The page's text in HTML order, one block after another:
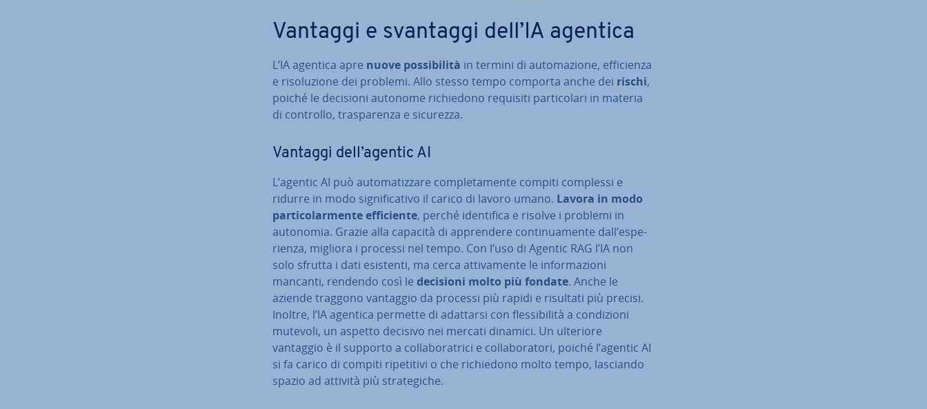
Vantaggi e svantaggi dell’IA agentica
L’IA agentica apre nuove pos­si­bi­li­tà in termini di au­to­ma­zio­ne, ef­fi­cien­za
e ri­so­lu­zio­ne dei problemi. Allo stesso tempo comporta anche dei rischi,
poiché le decisioni autonome ri­chie­do­no requisiti par­ti­co­la­ri in materia
di controllo, tra­spa­ren­za e sicurezza.
Vantaggi dell’agentic AI
L’agentic AI può au­to­ma­tiz­za­re com­ple­ta­men­te compiti complessi e
ridurre in modo si­gni­fi­ca­ti­vo il carico di lavoro umano. Lavora in modo
par­ti­co­lar­men­te ef­fi­cien­te, perché iden­ti­fi­ca e risolve i problemi in
autonomia. Grazie alla capacità di ap­pren­de­re con­ti­nua­men­te dall’espe­
rien­za, migliora i processi nel tempo. Con l’uso di Agentic RAG l’IA non
solo sfrutta i dati esistenti, ma cerca at­ti­va­men­te le in­for­ma­zio­ni
mancanti, rendendo così le decisioni molto più fondate. Anche le
aziende traggono vantaggio da processi più rapidi e risultati più precisi.
Inoltre, l’IA agentica permette di adattarsi con fles­si­bi­li­tà a con­di­zio­ni
mutevoli, un aspetto decisivo nei mercati dinamici. Un ulteriore
vantaggio è il supporto a col­la­bo­ra­tri­ci e col­la­bo­ra­to­ri, poiché l’agentic AI
si fa carico di compiti ri­pe­ti­ti­vi o che ri­chie­do­no molto tempo, lasciando
spazio ad attività più stra­te­gi­che.